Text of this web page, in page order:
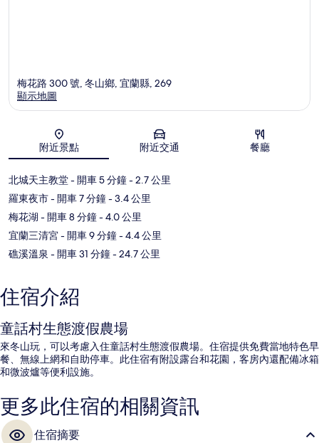
地圖
梅花路 300 號, 冬山鄉, 宜蘭縣, 269
顯示地圖
附近景點 附近交通 餐廳
北城天主教堂- 開車 5 分鐘- 2.7 公里
羅東夜市- 開車 7 分鐘- 3.4 公里
梅花湖 - 開車 8 分鐘- 4.0 公里
宜蘭三清宮- 開車 9 分鐘- 4.4 公里
礁溪溫泉 - 開車 31 分鐘- 24.7 公里
住宿介紹
童話村生態渡假農場
來冬山玩，可以考慮入住童話村生態渡假農場。住宿提供免費當地特色早
餐、無線上網和自助停車。此住宿有附設露台和花園，客房內還配備冰箱
和微波爐等便利設施。
更多此住宿的相關資訊
住宿摘要